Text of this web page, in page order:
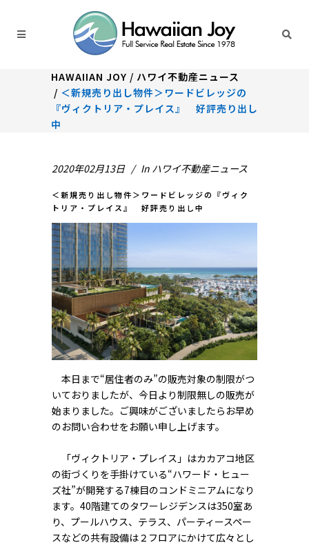
HAWAIIAN JOY / ハワイ不動産ニュース
/ ＜新規売り出し物件＞ワードビレッジの
『ヴィクトリア・プレイス』 好評売り出し
中
2020年02月13日 In ハワイ不動産ニュース
＜新規売り出し物件＞ワードビレッジの『ヴィク
トリア・プレイス』 好評売り出し中
本日まで“居住者のみ”の販売対象の制限がつ
いておりましたが、今日より制限無しの販売が
始まりました。ご興味がございましたらお早め
のお問い合わせをお願い申し上げます。
「ヴィクトリア・プレイス」はカカアコ地区
の街づくりを手掛けている“ハワード・ヒュー
ズ社”が開発する7棟目のコンドミニアムになり
ます。40階建てのタワーレジデンスは350室あ
り、プールハウス、テラス、パーティースペー
スなどの共有設備は２フロアにかけて広々とし